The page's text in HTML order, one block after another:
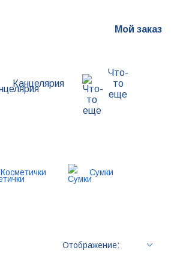
Мой заказ
Канцелярия
Что-
то
еще
Косметички Сумки
Отображение: